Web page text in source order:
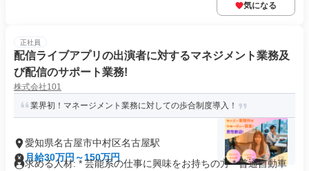
気になる
正社員
配信ライブアプリの出演者に対するマネジメント業務及
び配信のサポート業務!
株式会社101
業界初！マネージメント業務に対しての歩合制度導入！
愛知県名古屋市中村区名古屋駅
月給30万円～150万円
求める人材: * 芸能系の仕事に興味をお持ちの方 * 普通自動車